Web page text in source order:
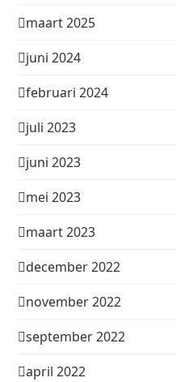
maart 2025
juni 2024
februari 2024
juli 2023
juni 2023
mei 2023
maart 2023
december 2022
november 2022
september 2022
april 2022